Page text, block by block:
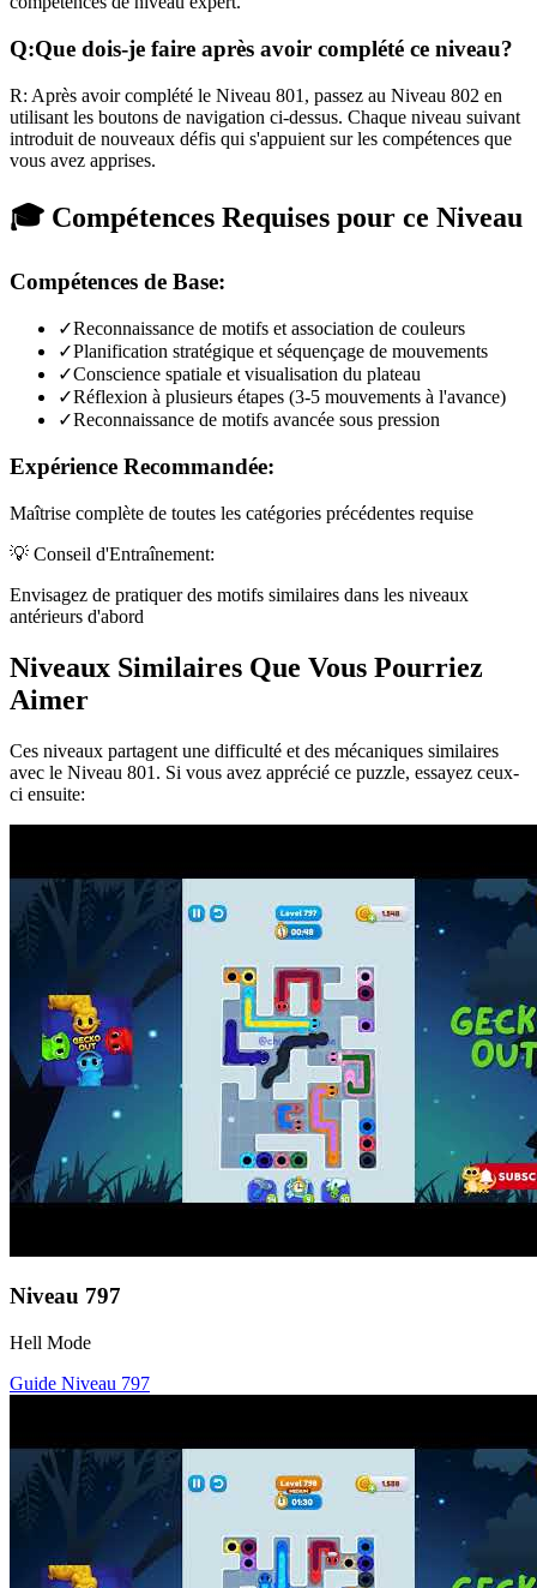
Q:Que dois-je faire après avoir complété ce niveau?
R: Après avoir complété le Niveau 801 , passez au Niveau 802 en
utilisant les boutons de navigation ci-dessus. Chaque niveau suivant
introduit de nouveaux défis qui s'appuient sur les compétences que
vous avez apprises.
🎓 Compétences Requises pour ce Niveau
Compétences de Base:
✓Reconnaissance de motifs et association de couleurs
✓Planification stratégique et séquençage de mouvements
✓Conscience spatiale et visualisation du plateau
✓Réflexion à plusieurs étapes (3-5 mouvements à l'avance)
✓Reconnaissance de motifs avancée sous pression
Expérience Recommandée:
Maîtrise complète de toutes les catégories précédentes requise
💡 Conseil d'Entraînement:
Envisagez de pratiquer des motifs similaires dans les niveaux
antérieurs d'abord
Niveaux Similaires Que Vous Pourriez
Aimer
Ces niveaux partagent une difficulté et des mécaniques similaires
avec le Niveau 801 . Si vous avez apprécié ce puzzle, essayez ceux-
ci ensuite:
Niveau 797
Hell Mode
Guide Niveau 797